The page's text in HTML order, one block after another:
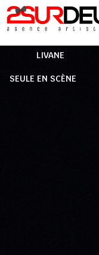
Skip
to
LIVANE
SEULE EN SCÈNE